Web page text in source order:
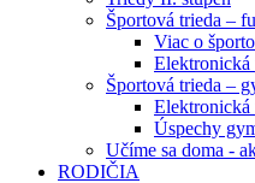
Športová trieda –
Viac o
Elektronická
Športová trieda –
Elektronická
Úspechy
Učíme sa doma -
RODIČIA